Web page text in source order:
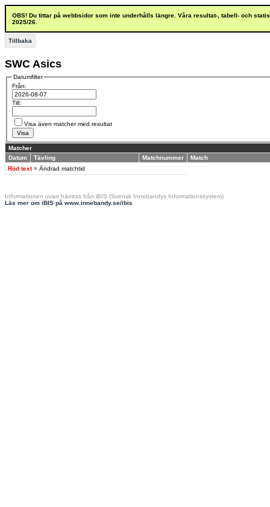
OBS! Du tittar på webbsidor som inte underhålls längre. Våra resultat-, tabell- och
2025/26.
Tillbaka
SWC Asics
Datumfilter
Från:
Till:
Visa även matcher med resultat
Matcher
Datum
Tävling Matchnummer
Match
Röd text = Ändrad matchtid
Informationen ovan hämtas från iBIS (Svensk Innebandys Informationssystem)
Läs mer om iBIS på www.innebandy.se/ibis